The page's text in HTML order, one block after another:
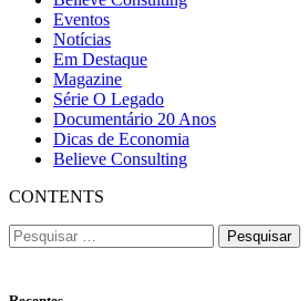
Eventos
Notícias
Em Destaque
Magazine
Série O Legado
Documentário 20 Anos
Dicas de Economia
Believe Consulting
CONTENTS
Pesquisar
por: